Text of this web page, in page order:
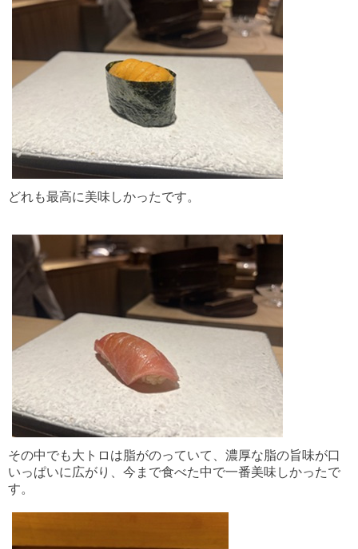
どれも最高に美味しかったです。
その中でも大トロは脂がのっていて、濃厚な脂の旨味が口
いっぱいに広がり、今まで食べた中で一番美味しかったで
す。